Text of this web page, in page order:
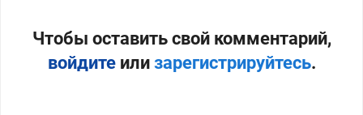
Чтобы оставить свой комментарий,
войдитеили зарегистрируйтесь.